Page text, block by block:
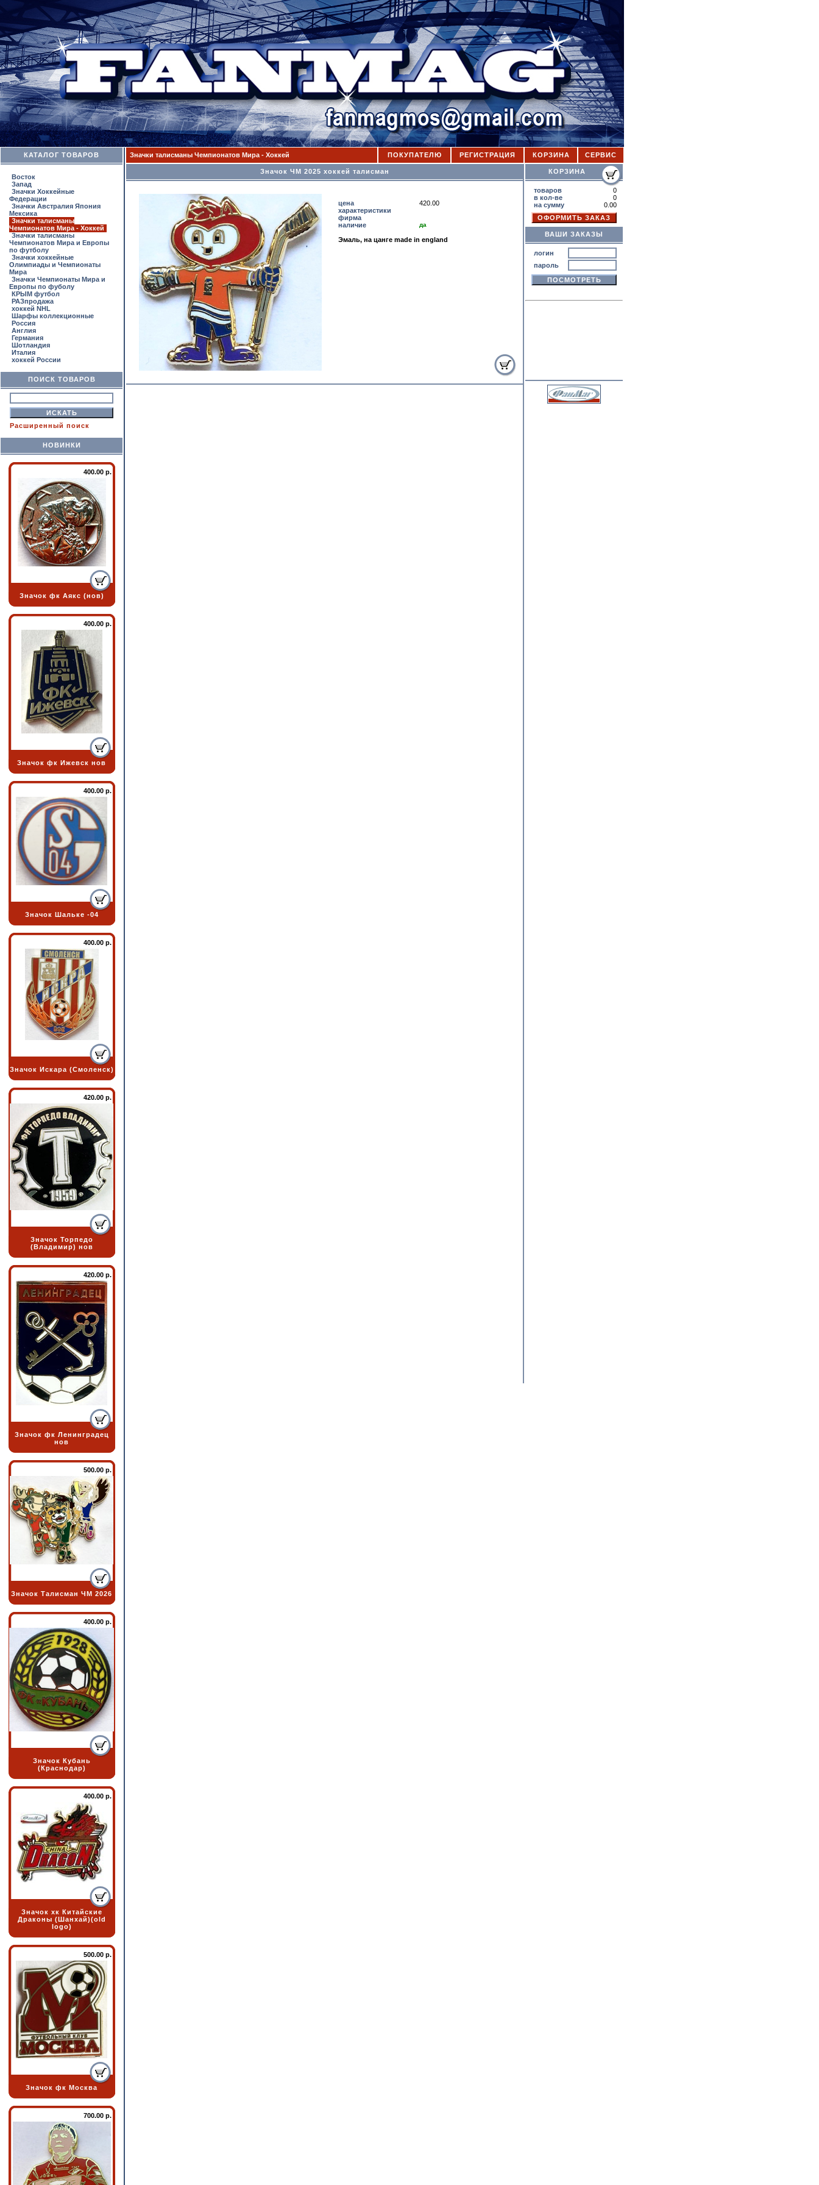
КАТАЛОГ ТОВАРОВ
Восток
Запад
Значки Хоккейные
Федерации
Значки Австралия Япония
Мексика
Значки талисманы
Чемпионатов Мира - Хоккей
Значки талисманы
Чемпионатов Мира и Европы
по футболу
Значки хоккейные
Олимпиады и Чемпионаты
Мира
Значки Чемпионаты Мира и
Европы по фуболу
КРЫМ футбол
РАЗпродажа
хоккей NHL
Шарфы коллекционные
Россия
Англия
Германия
Шотландия
Италия
хоккей России
ПОИСК ТОВАРОВ
Расширенный поиск
НОВИНКИ
400.00 р.
Значок фк Аякс (нов)
400.00 р.
Значок фк Ижевск нов
400.00 р.
Значок Шальке -04
400.00 р.
Значок Искара (Смоленск)
420.00 р.
Значок Торпедо
(Владимир) нов
420.00 р.
Значок фк Ленинградец
нов
500.00 р.
Значок Талисман ЧМ 2026
400.00 р.
Значок Кубань
(Краснодар)
400.00 р.
Значок хк Китайские
Драконы (Шанхай)(old
logo)
500.00 р.
Значок фк Москва
700.00 р.
Значки талисманы Чемпионатов Мира - Хоккей ПОКУПАТЕЛЮ РЕГИСТРАЦИЯ КОРЗИНА СЕРВИС
Значок ЧМ 2025 хоккей талисман
цена
420.00
характеристики
фирма
наличие
да
Эмаль, на цанге made in england
КОРЗИНА
товаров
0
в кол-ве
0
на сумму
0.00
ВАШИ ЗАКАЗЫ
логин
пароль